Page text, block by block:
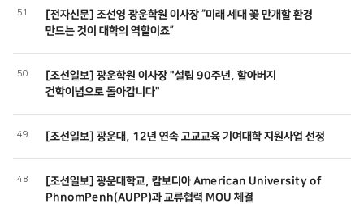
51
[전자신문] 조선영 광운학원 이사장 “미래 세대 꽃 만개할 환경
만드는 것이 대학의 역할이죠”
50
[조선일보] 광운학원 이사장 "설립 90주년, 할아버지
건학이념으로 돌아갑니다"
49 [조선일보] 광운대, 12년 연속 고교교육 기여대학 지원사업 선정
48
[조선일보] 광운대학교, 캄보디아 American University of
PhnomPenh(AUPP)과 교류협력 MOU 체결